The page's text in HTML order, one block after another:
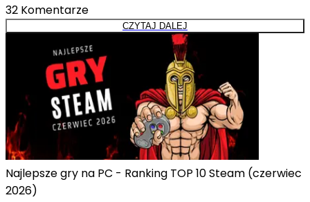
32 Komentarze
CZYTAJ DALEJ
Najlepsze gry na PC - Ranking TOP 10 Steam (czerwiec
2026)